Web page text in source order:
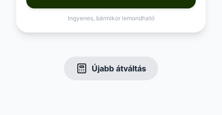
Ingyenes, bármikor lemondható
Újabb átváltás